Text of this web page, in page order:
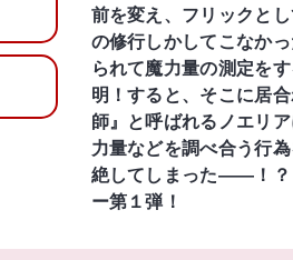
前を変え、フリックと
の修行しかしてこなか
られて魔力量の測定を
明！すると、そこに居
師』と呼ばれるノエリ
力量などを調べ合う行
絶してしまった――！？
ー第１弾！